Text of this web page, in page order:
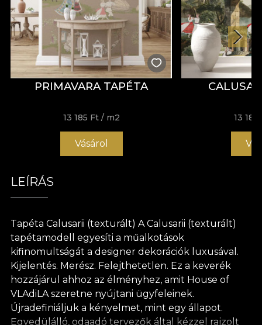
PRIMAVARA TAPÉTA
13 185 Ft / m2
Vásárol
13 185
LEÍRÁS
Tapéta Calusarii (texturált) A Calusarii (texturált)
tapétamodell egyesíti a műalkotások
kifinomultságát a designer dekorációk luxusával.
Kijelentés. Merész. Felejthetetlen. Ez a keverék
hozzájárul ahhoz az élményhez, amit House of
VLAdiLA szeretne nyújtani ügyfeleinek.
Újradefiniáljuk a kényelmet, mint egy állapot.
Egyedülálló, odaadó tervezők által kézzel rajzolt